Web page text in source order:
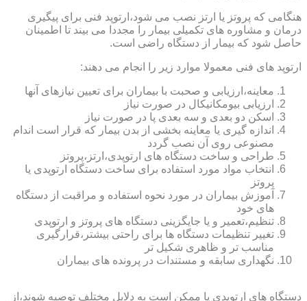
هنگامی که پروتز یا ارتز نصب می شود،ارتوپد فنی برای پیگیری
درمان و مشاوره های تکمیلی بیمار را مجددا می بیند تا اطمینان
حاصل شود که بیمار از دستگاه راضی است.
ارتوپد های فنی معمولا موارد زیر را انجام می دهند:
معاینه،ارزیابی و صحبت با بیماران برای تعیین نیازهای آنها
ارزیابی بیومکانیکال در صورت نیاز
اسکن دو بعدی و سه بعدی پا در صورت نیاز
اندازه گیری یا معاینه بخشی از بدن بیمار که قرار است اندام
مصنوعی روی آن نصب گردد
طراحی و ساخت دستگاه های ارتوپدی،ارتز،پروتز
انتخاب مواد مورد استفاده برای ساخت دستگاه ارتوپدی یا
پروتز
آموزش بیماران در مورد نحوه استفاده و مراقبت از دستگاه
های خود
تنظیم،تعمیر و یا جایگزینی دستگاه های پروتز و ارتوپدی
تغییر تنظیمات دستگاه ها برای راحتی بیشتر،قرارگیری
مناسب تر و ظاهری شکیل تر
نگهداری سابقه و مستندات در پرونده های بیماران
دستگاه های ارتوپدی پا ممکن است به دلایل مختلف توصیه شوند،از